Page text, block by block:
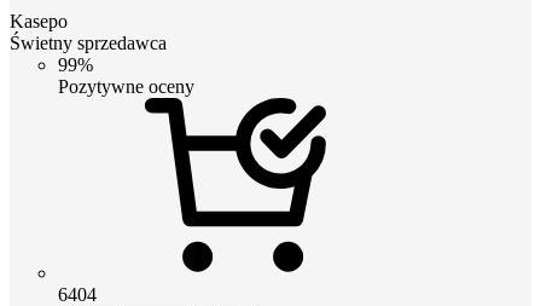
Kasepo
Świetny sprzedawca
99%
Pozytywne oceny
6404